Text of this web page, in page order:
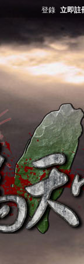
登錄 立即註